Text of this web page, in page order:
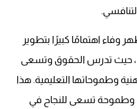
وفاء اهتمامًا كبيرًا بتطوير
حيث تدرس الحقوق وتسعى
وطموحاتها التعليمية. هذا
تسعى للنجاح في